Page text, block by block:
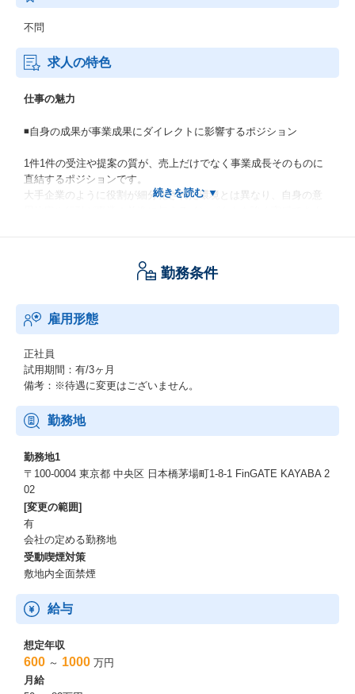
不問
求人の特色
仕事の魅力
◾️自身の成果が事業成果にダイレクトに影響するポジション
1件1件の受注や提案の質が、売上だけでなく事業成長そのものに
直結するポジションです。
大手企業のように役割が細分化された環境とは異なり、自身の意
現場で働く募集人の方々から、部門責任者や経営層まで、幅広い
ステークホルダーと向き合いながら、顧客の業務課題を整理し、
プロダクトを通じて解決していく経験ができます。
売るだけでなく、「顧客の変化」に手応えを感じられる営業で
す。
◾️SaaS×保険業界特化という、明確で強みを持つプロダクト
「hokan®」は保険業界特有の複雑な業務を深く理解したプロダク
トとして高い評価を受けています。
顧客を含めた保険業界全体からの期待値が高いからこそ、提案の
しがいがあり、営業としての成長実感を得やすいです。
◾️プロダクトづくりに作りに携わることができるポジション
顧客からのフィードバックを起点に、PMやエンジニアと連携しな
がら、機能改善や新機能検討に関与することができます。
顧客起点でプロダクトが進化していくプロセスを体感できる点も
魅力の一つです。
◾️柔軟な働き方と成長の両立
フルフレックス・リモートワーク制度を導入しており、ライフス
タイルに合わせた働き方をしながら、営業としてのスキルアップ
勤務条件
雇用形態
正社員
試用期間：有/3ヶ月
備考：※待遇に変更はございません。
勤務地
勤務地1
〒100-0004 東京都 中央区 日本橋茅場町1-8-1 FinGATE KAYABA 2
02
[変更の範囲]
有
会社の定める勤務地
受動喫煙対策
敷地内全面禁煙
給与
想定年収
600 ～ 1000 万円
月給